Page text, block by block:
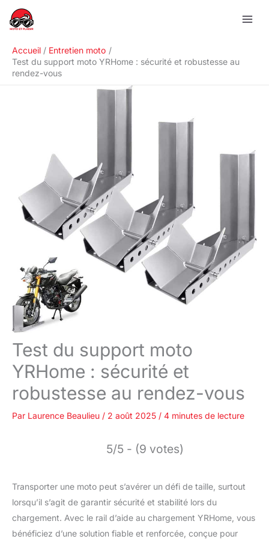
Accueil
Entretien moto
Test du support moto YRHome : sécurité et robustesse au
rendez-vous
Test du support moto
YRHome : sécurité et
robustesse au rendez-vous
Par Laurence Beaulieu / 2 août 2025 / 4 minutes de lecture
5/5 - (9 votes)
Transporter une moto peut s’avérer un défi de taille, surtout
lorsqu’il s’agit de garantir sécurité et stabilité lors du
chargement. Avec le rail d’aide au chargement YRHome, vous
bénéficiez d’une solution fiable et renforcée, conçue pour
R
e
h
e